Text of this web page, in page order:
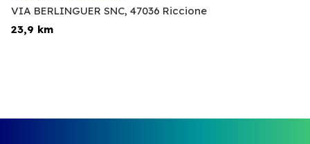
VIA BERLINGUER SNC, 47036 Riccione
23,9 km